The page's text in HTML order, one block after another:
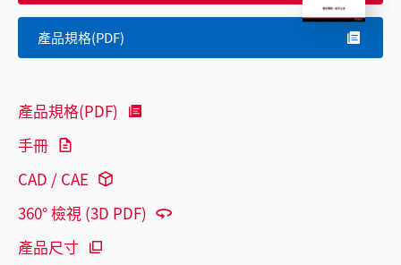
產品規格(PDF)
產品規格(PDF)
手冊
CAD / CAE
360° 檢視 (3D PDF)
產品尺寸